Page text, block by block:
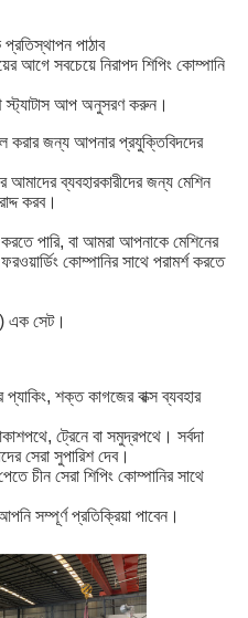
পাঠাব
আগে সবচেয়ে নিরাপদ শিপিং কোম্পানি
স্ট্যাটাস আপ অনুসরণ করুন।
জন্য আপনার প্রযুক্তিবিদদের
ব্যবহারকারীদের জন্য মেশিন
করব।
পারি, বা আমরা আপনাকে মেশিনের
কোম্পানির সাথে পরামর্শ করতে
এক সেট।
প্যাকিং, শক্ত কাগজের বাক্স ব্যবহার
ট্রেনে বা সমুদ্রপথে। সর্বদা
সেরা সুপারিশ দেব।
চীন সেরা শিপিং কোম্পানির সাথে
সম্পূর্ণ প্রতিক্রিয়া পাবেন।